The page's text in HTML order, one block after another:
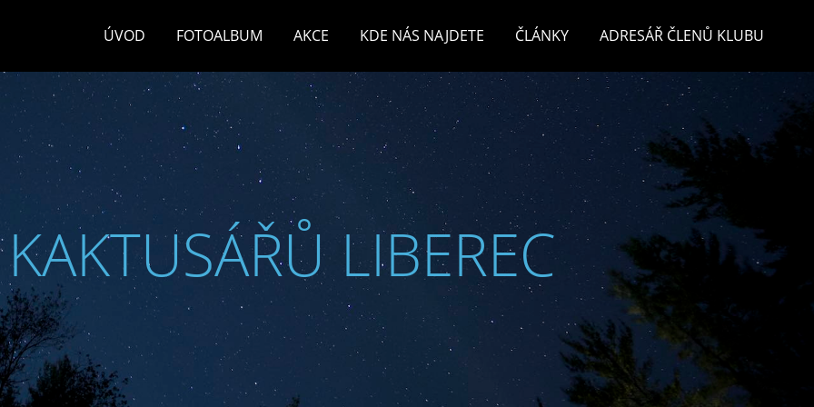
ÚVOD FOTOALBUM AKCE KDE NÁS NAJDETE ČLÁNKY ADRESÁŘ ČLENŮ KLUBU
LIBEREC